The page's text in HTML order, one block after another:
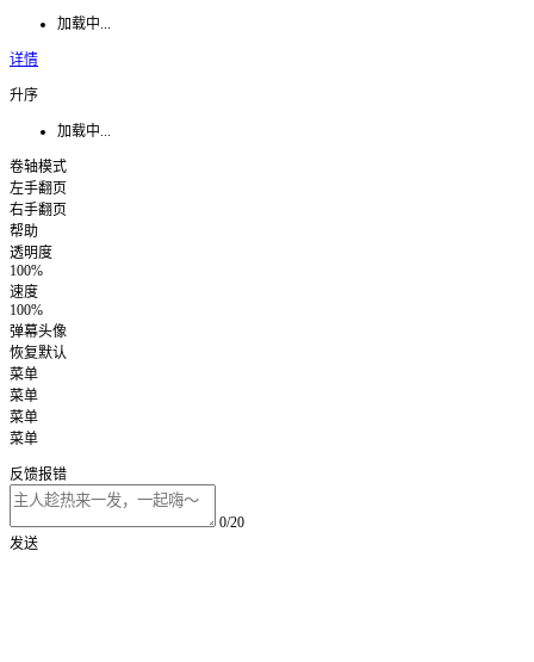
加载中...
详情
升序
加载中...
卷轴模式
左手翻页
右手翻页
帮助
透明度
100%
速度
100%
弹幕头像
恢复默认
菜单
菜单
菜单
菜单
反馈报错
0/20
发送